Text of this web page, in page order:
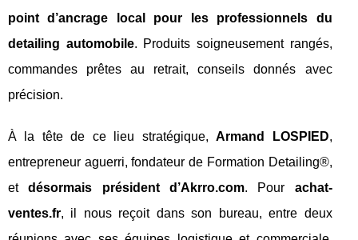
point d’ancrage local pour les professionnels du
detailing automobile. Produits soigneusement rangés,
commandes prêtes au retrait, conseils donnés avec
précision.
À la tête de ce lieu stratégique,Armand LOSPIED,
entrepreneur aguerri, fondateur de Formation Detailing®,
etdésormais président d’Akrro.com. Pour achat-
ventes.fr, il nous reçoit dans son bureau, entre deux